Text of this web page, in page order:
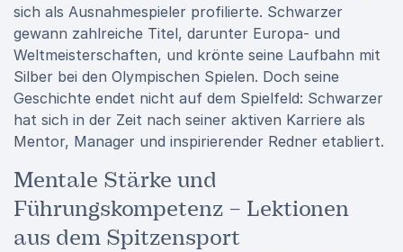
sich als Ausnahmespieler profilierte. Schwarzer
gewann zahlreiche Titel, darunter Europa- und
Weltmeisterschaften, und krönte seine Laufbahn mit
Silber bei den Olympischen Spielen. Doch seine
Geschichte endet nicht auf dem Spielfeld: Schwarzer
hat sich in der Zeit nach seiner aktiven Karriere als
Mentor, Manager und inspirierender Redner etabliert.
Mentale Stärke und
Führungskompetenz – Lektionen
aus dem Spitzensport